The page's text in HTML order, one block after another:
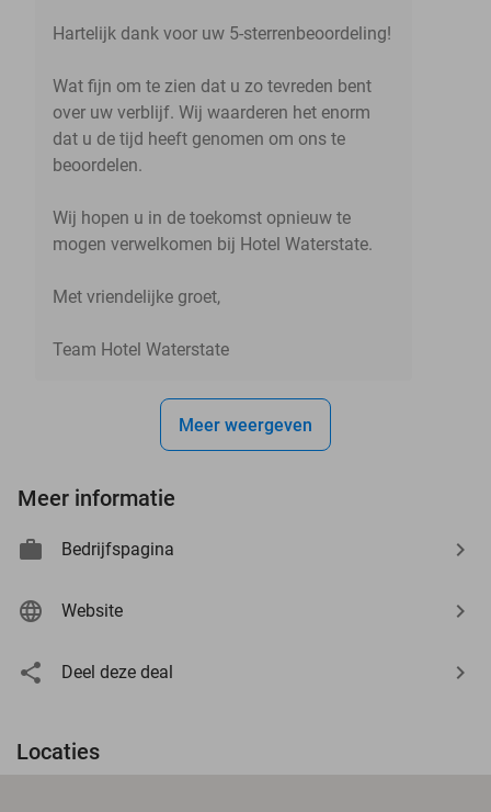
Hartelijk dank voor uw 5-sterrenbeoordeling!
Wat fijn om te zien dat u zo tevreden bent
over uw verblijf. Wij waarderen het enorm
dat u de tijd heeft genomen om ons te
beoordelen.
Wij hopen u in de toekomst opnieuw te
mogen verwelkomen bij Hotel Waterstate.
Met vriendelijke groet,
Team Hotel Waterstate
Meer weergeven
Meer informatie
Bedrijfspagina
Website
Deel deze deal
Locaties